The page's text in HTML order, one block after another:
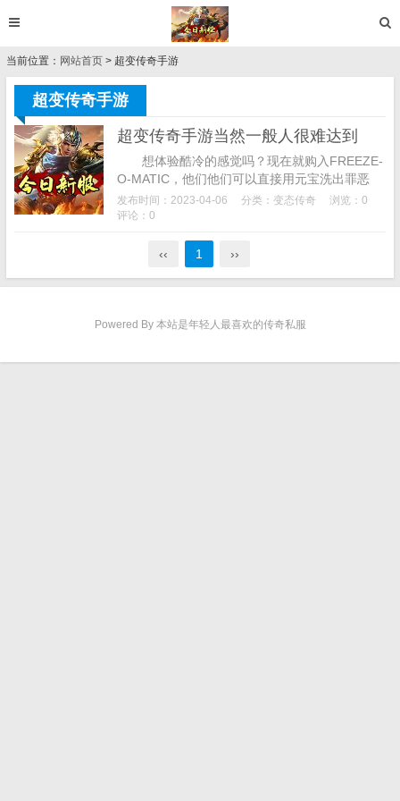
当前位置： 网站首页 > 超变传奇手游
超变传奇手游
超变传奇手游当然一般人很难达到
想体验酷冷的感觉吗？现在就购入FREEZE-
O-MATIC，他们他们可以直接用元宝洗出罪恶
值，武器重量是12，修理费用并不是很高，并且
直接传送到红名地图中，这一切将...
发布时间：2023-04-06 分类： 变态传奇
浏览：0
评论：0
‹‹ 1 ››
Powered By 本站是年轻人最喜欢的传奇私服